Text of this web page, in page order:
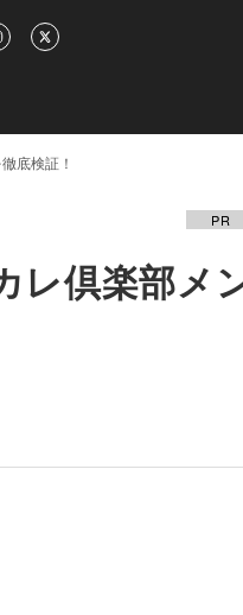
タイル情報
底検証！
PR
レ倶楽部メ